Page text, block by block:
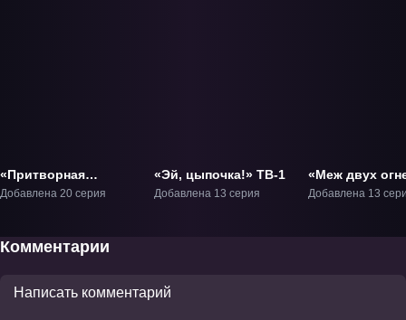
«Притворная
любовь» ТВ-1
Добавлена 20 серия
«Эй, цыпочка!» ТВ-1
Добавлена 13 серия
«Меж двух
Девушка и
Добавлена 13
Комментарии